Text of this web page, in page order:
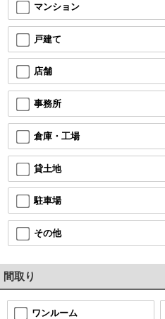
マンション
戸建て
店舗
事務所
倉庫・工場
貸土地
駐車場
その他
間取り
ワンルーム